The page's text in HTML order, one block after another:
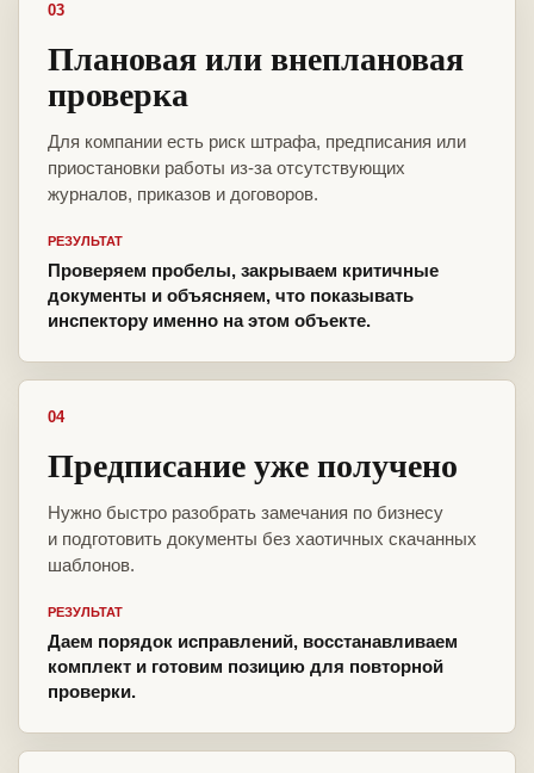
03
Плановая или внеплановая
проверка
Для компании есть риск штрафа, предписания или
приостановки работы из-за отсутствующих
журналов, приказов и договоров.
РЕЗУЛЬТАТ
Проверяем пробелы, закрываем критичные
документы и объясняем, что показывать
инспектору именно на этом объекте.
04
Предписание уже получено
Нужно быстро разобрать замечания по бизнесу
и подготовить документы без хаотичных скачанных
шаблонов.
РЕЗУЛЬТАТ
Даем порядок исправлений, восстанавливаем
комплект и готовим позицию для повторной
проверки.